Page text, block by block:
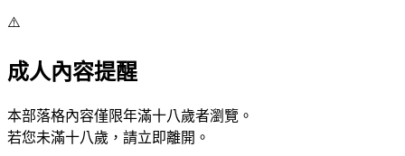
⚠️
成人內容提醒
本部落格內容僅限年滿十八歲者瀏覽。
若您未滿十八歲，請立即離開。